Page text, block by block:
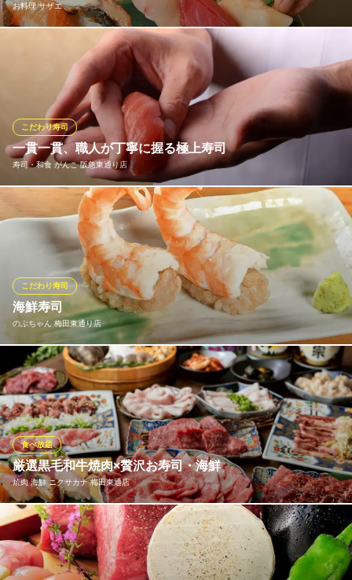
大阪メトロ谷町線東梅田駅 徒歩5分
大阪府大阪市北区堂山町4-16
お料理 サザエ
当店の「寿司」は、“シャリ”にこだわっています◎京都の老舗米問
屋「八代目儀兵衛」の米を使用し、一貫180円からご用意しており
ます。シャリは、まろやかな酸味とコクが特徴の赤酢（赤シャ
リ）と、シャープな酸味と華やかな香りが特徴の白酢（白シャ
リ）の2種類をネタごとに使い分ける本格派です。
お料理 サザエ
寿司/藁焼き/割烹料理
大阪メトロ谷町線東梅田駅 徒歩5分
大阪府大阪市北区小松原町4-29
一貫一貫、職人が丁寧に握る極上寿司
寿司・和食 がんこ 阪急東通り店
こだわり寿司
市場直送の新鮮ネタを使用し、口の中でとろける美味しさをご提
供毎朝市場から届く厳選された海の幸を使い、ネタの鮮度、シャ
リの絶妙な配分が三位一体となり、口の中でとろけるような味わ
いを生み出します。寿司の基本を大切にしながら、季節ごとのお
すすめネタや豪華な盛り合わせを提供。
寿司・和食 がんこ 阪急東通り店
寿司 和食 居酒屋
大阪メトロ谷町線東梅田駅1番出口 徒歩2分
大阪府大阪市北区小松原町4-7 ニュー大東洋ビル2F
海鮮寿司
のぶちゃん 梅田東通り店
こだわり寿司
定番の海鮮寿司をはじめ、種類豊富にご用意ございます！
のぶちゃん 梅田東通り店
寿司・藁焼き・居酒屋
大阪メトロ谷町線中崎町駅 徒歩5分
大阪府大阪市北区堂山町7-24 堂山パルビル1F
厳選黒毛和牛焼肉×贅沢お寿司・海鮮
焼肉 海鮮 ニクサカナ 梅田東通店
食べ放題
◆食べ放題◆ 本物の黒毛和牛焼肉やお寿司、他にも海鮮ホイル
焼きやスピードメニューもあって4,500円！ 特別な2時間を満足の
いくまで堪能できる♪